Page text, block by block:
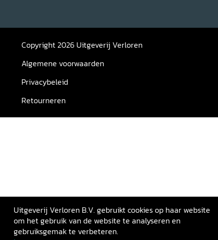
Copyright 2026 Uitgeverij Verloren
Algemene voorwaarden
Privacybeleid
Retourneren
Uitgeverij Verloren B.V. gebruikt cookies op haar website
om het gebruik van de website te analyseren en
gebruiksgemak te verbeteren.